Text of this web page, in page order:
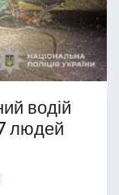
водій
людей